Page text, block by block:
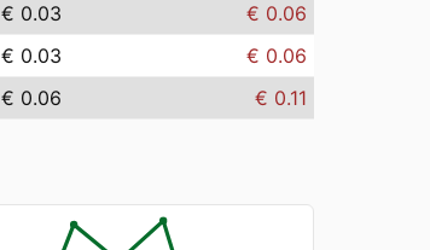
€ 0.03
€ 0.06
€ 0.03
€ 0.06
€ 0.06 € 0.11